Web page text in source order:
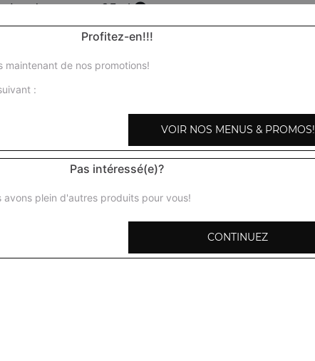
Jus de mangue 25 cl
San pellegrino 50 cl
Bière indienne 33 cl
Profitez-en!!!
maintenant de nos promotions!
:
VOIR NOS MENUS & PROMOS!
Pas intéressé(e)?
avons plein d'autres produits pour vous!
CONTINUEZ